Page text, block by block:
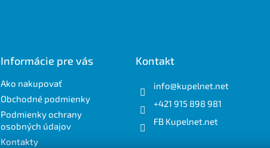
Informácie pre vás
Ako nakupovať
Obchodné podmienky
Podmienky ochrany
osobných údajov
Kontakty
Kontakt
info@kupelnet.net
+421 915 898 981
FB Kupelnet.net